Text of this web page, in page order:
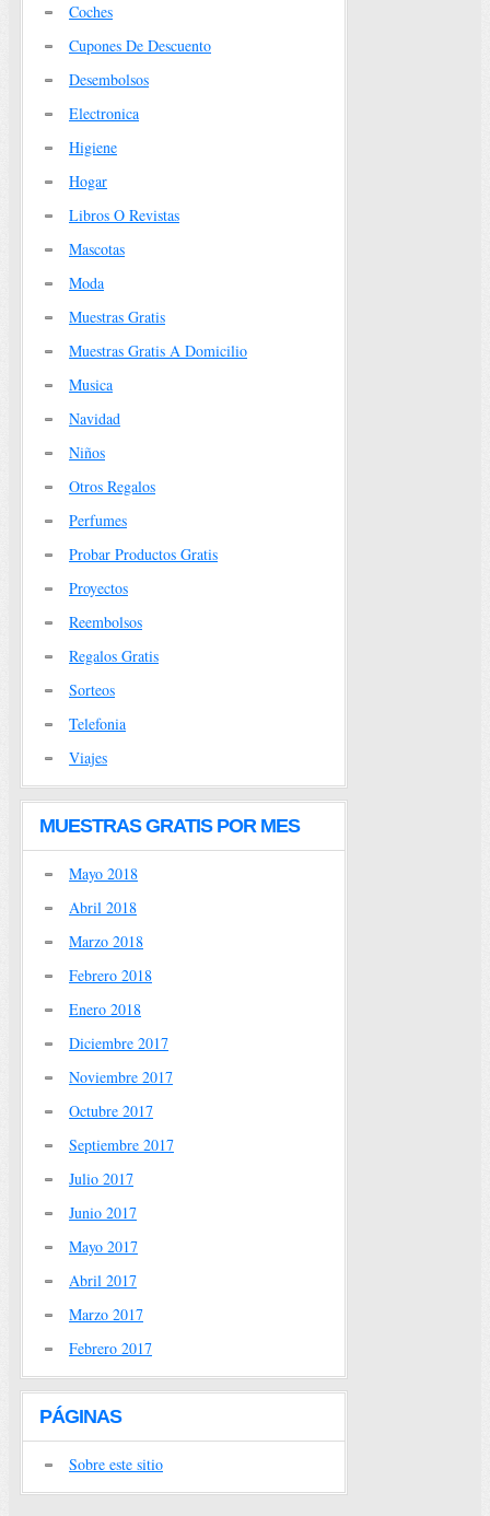
Coches
Cupones De Descuento
Desembolsos
Electronica
Higiene
Hogar
Libros O Revistas
Mascotas
Moda
Muestras Gratis
Muestras Gratis A Domicilio
Musica
Navidad
Niños
Otros Regalos
Perfumes
Probar Productos Gratis
Proyectos
Reembolsos
Regalos Gratis
Sorteos
Telefonia
Viajes
MUESTRAS GRATIS POR MES
Mayo 2018
Abril 2018
Marzo 2018
Febrero 2018
Enero 2018
Diciembre 2017
Noviembre 2017
Octubre 2017
Septiembre 2017
Julio 2017
Junio 2017
Mayo 2017
Abril 2017
Marzo 2017
Febrero 2017
PÁGINAS
Sobre este sitio